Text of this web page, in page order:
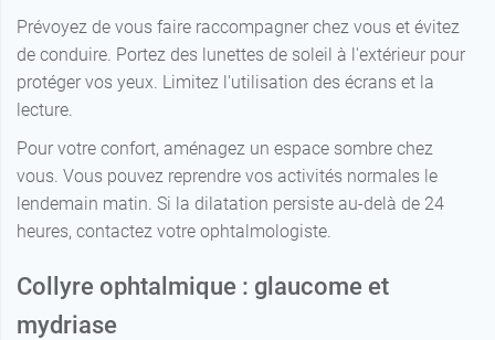
Prévoyez de vous faire raccompagner chez vous et évitez
de conduire. Portez des lunettes de soleil à l'extérieur pour
protéger vos yeux. Limitez l'utilisation des écrans et la
lecture.
Pour votre confort, aménagez un espace sombre chez
vous. Vous pouvez reprendre vos activités normales le
lendemain matin. Si la dilatation persiste au-delà de 24
heures, contactez votre ophtalmologiste.
Collyre ophtalmique : glaucome et
mydriase